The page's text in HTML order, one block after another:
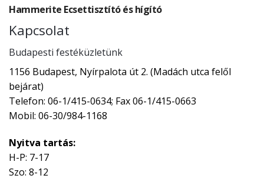
Hammerite Ecsettisztító és hígító
Kapcsolat
Budapesti festéküzletünk
1156 Budapest, Nyírpalota út 2. (Madách utca felől
bejárat)
Telefon: 06-1/415-0634; Fax 06-1/415-0663
Mobil: 06-30/984-1168
Nyitva tartás:
H-P: 7-17
Szo: 8-12